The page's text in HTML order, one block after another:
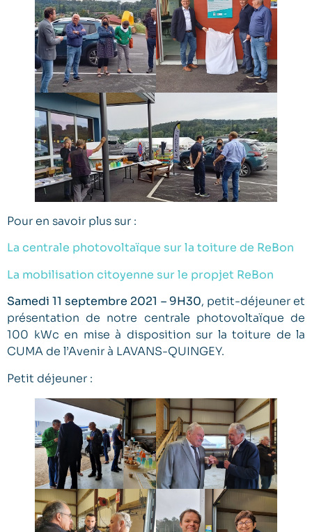
Pour en savoir plus sur :
La centrale photovoltaïque sur la toiture de ReBon
La mobilisation citoyenne sur le propjet ReBon
Samedi 11 septembre 2021 – 9H30, petit-déjeuner et
présentation de notre centrale photovoltaïque de
100 kWc en mise à disposition sur la toiture de la
CUMA de l’Avenir à LAVANS-QUINGEY.
Petit déjeuner :